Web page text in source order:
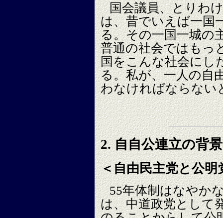
国会議員、とりわ
は、昔でいえば一国
る。その一国一城の
普通の社会ではもっ
国をこんな社会にし
る。私が、一人の自
わなければならない
2. 自自公連立の背
＜自由民主党と公明
55年体制はなやか
は、中道政党として